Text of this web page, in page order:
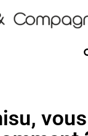
vous